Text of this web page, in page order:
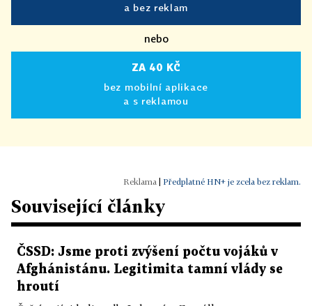
a bez reklam
nebo
ZA 40 KČ
bez mobilní aplikace
a s reklamou
Předplatné HN+ je zcela bez reklam.
Související články
ČSSD: Jsme proti zvýšení počtu vojáků v
Afghánistánu. Legitimita tamní vlády se
hroutí